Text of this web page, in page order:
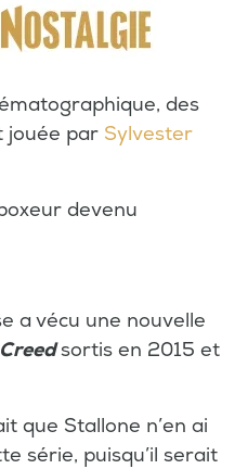
des
jouée par Sylvester
devenu
a vécu une nouvelle
Creedsortis en 2015 et
que Stallone n’en ai
série, puisqu’il serait